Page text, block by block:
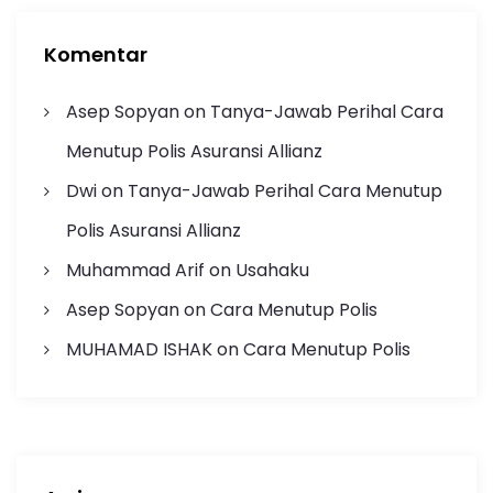
Komentar
Asep Sopyanon Tanya-Jawab Perihal Cara
Menutup Polis Asuransi Allianz
Dwion Tanya-Jawab Perihal Cara Menutup
Polis Asuransi Allianz
Muhammad Arif on Usahaku
Asep SopyanonCara Menutup Polis
MUHAMAD ISHAKonCara Menutup Polis